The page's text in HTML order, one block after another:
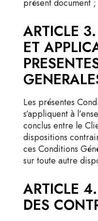
présent document ;
ARTICLE
ET
Les présentes
s’appliquent à
conclus entre le
dispositions
ces Conditions
sur toute autre
ARTICLE
DES